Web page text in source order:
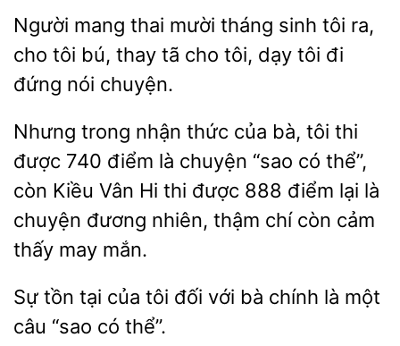
Người mang mười tháng
tôi ra,
cho tôi bú,
tã cho tôi, dạy tôi đi
đứng nói chuyện.
Nhưng trong nhận thức của bà, tôi thi
được 740 điểm là chuyện “sao có thể”,
còn Kiều Vân Hi thi được 888 điểm lại là
nhiên, thậm chí còn cảm
may mắn.
Sự tồn tại của tôi đối với
chính là
“sao có thể”.